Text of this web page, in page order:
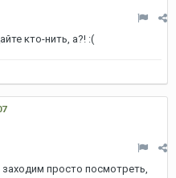
кто-нить, а?! :(
просто посмотреть,